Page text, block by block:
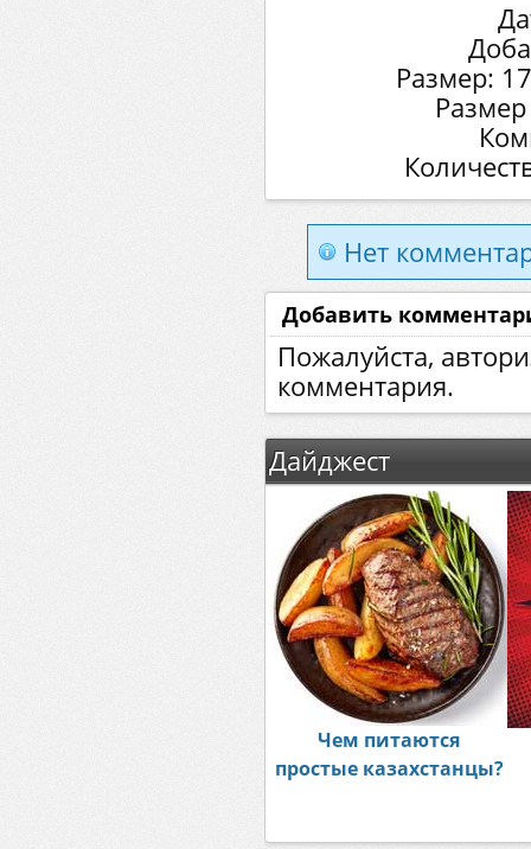
Размер:
Нет
Добавить
Пожалуйста,
комментария.
Дайджест
Чем питаются
простые казахстанцы?